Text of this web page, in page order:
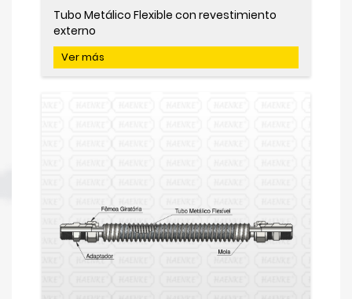
Tubo Metálico Flexible con revestimiento
externo
Ver más